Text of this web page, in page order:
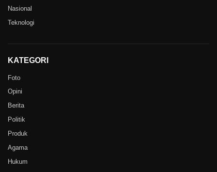
Nasional
Teknologi
KATEGORI
Foto
Opini
Berita
Politik
Produk
Agama
Hukum